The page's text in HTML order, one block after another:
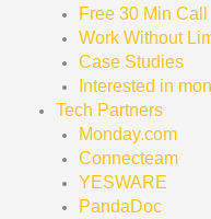
Free 30 Min Call
Work Without
Case Studies
Interested in
Tech Partners
Monday.com
Connecteam
YESWARE
PandaDoc